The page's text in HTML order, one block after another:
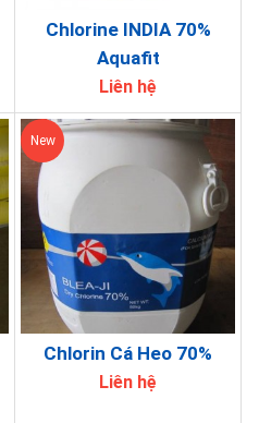
Chlorine INDIA 70%
Aquafit
Liên hệ
New
Chlorin Cá Heo 70%
Liên hệ